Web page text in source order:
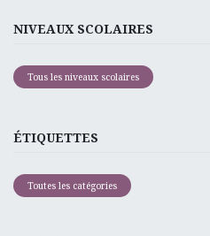
NIVEAUX SCOLAIRES
Tous les niveaux scolaires
ÉTIQUETTES
Toutes les catégories